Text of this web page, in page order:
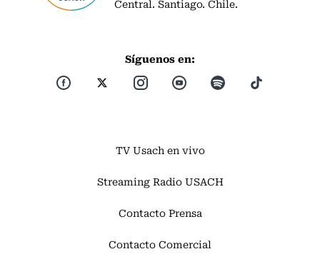
Central. Santiago. Chile.
Síguenos en:
TV Usach en vivo
Streaming Radio USACH
Contacto Prensa
Contacto Comercial